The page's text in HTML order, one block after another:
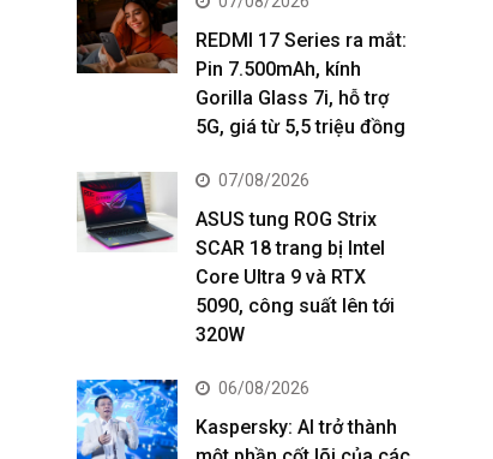
REDMI 17 Series ra mắt:
Pin 7.500mAh, kính
Gorilla Glass 7i, hỗ trợ
5G, giá từ 5,5 triệu đồng
07/08/2026
ASUS tung ROG Strix
SCAR 18 trang bị Intel
Core Ultra 9 và RTX
5090, công suất lên tới
320W
06/08/2026
Kaspersky: AI trở thành